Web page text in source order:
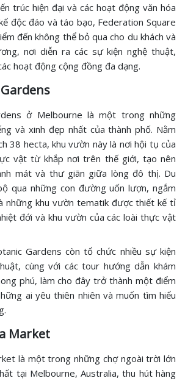
trúc hiện đại và các hoạt động văn hóa
độc đáo và táo bạo, Federation Square
đến không thể bỏ qua cho du khách và
nơi diễn ra các sự kiện nghệ thuật,
hoạt động cộng đồng đa dạng.
ở Melbourne là một trong những
và xinh đẹp nhất của thành phố. Nằm
38 hecta, khu vườn này là nơi hội tụ của
vật từ khắp nơi trên thế giới, tạo nên
mát và thư giãn giữa lòng đô thị. Du
qua những con đường uốn lượn, ngắm
những khu vườn tematik được thiết kế tỉ
đới và khu vườn của các loài thực vật
Gardens còn tổ chức nhiều sự kiện
cùng với các tour hướng dẫn khám
phú, làm cho đây trở thành một điểm
ai yêu thiên nhiên và muốn tìm hiểu
Market
là một trong những chợ ngoài trời lớn
tại Melbourne, Australia, thu hút hàng